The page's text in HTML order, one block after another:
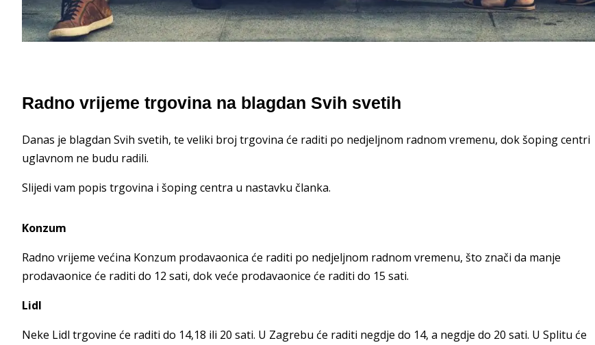
Radno vrijeme trgovina na blagdan Svih svetih
Danas je blagdan Svih svetih, te veliki broj trgovina će raditi po nedjeljnom radnom vremenu, dok šoping centri
uglavnom ne budu radili.
Slijedi vam popis trgovina i šoping centra u nastavku članka.
Konzum
Radno vrijeme većina Konzum prodavaonica će raditi po nedjeljnom radnom vremenu, što znači da manje
prodavaonice će raditi do 12 sati, dok veće prodavaonice će raditi do 15 sati.
Lidl
Neke Lidl trgovine će raditi do 14,18 ili 20 sati. U Zagrebu će raditi negdje do 14, a negdje do 20 sati. U Splitu će